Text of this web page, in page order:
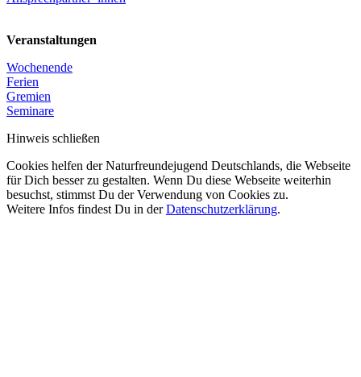
Veranstaltungen
Wochenende
Ferien
Gremien
Seminare
Hinweis schließen
Cookies helfen der Naturfreundejugend Deutschlands, die Webseite
für Dich besser zu gestalten. Wenn Du diese Webseite weiterhin
besuchst, stimmst Du der Verwendung von Cookies zu.
Weitere Infos findest Du in derDatenschutzerklärung.